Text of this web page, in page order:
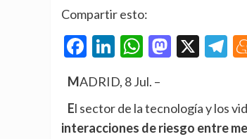
Compartir esto:
Facebook
LinkedIn
WhatsApp
X
MADRID, 8 Jul. –
El sector de la tecnología y los
interacciones de riesgo entre